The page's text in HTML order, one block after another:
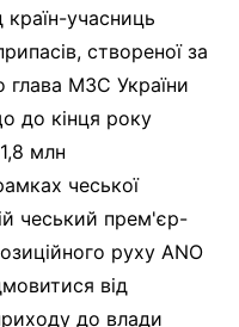
країн-учасниць
створеної за
глава МЗС України
до кінця року
млн
чеської
чеський прем'єр-
руху ANO
від
до влади